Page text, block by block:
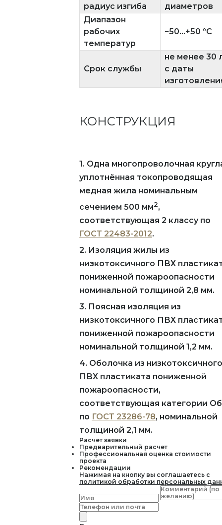
радиус изгиба
диаметров
Диапазон
рабочих
температур
−50...+50 °C
Срок службы
не менее 30
с даты
КОНСТРУКЦИЯ
1. Одна многопроволочная
уплотнённая токопроводящая
медная жила номинальным
сечением 500 мм2,
соответствующая 2 классу по
ГОСТ 22483-2012.
2. Изоляция жилы из
низкотоксичного ПВХ
пониженной пожароопасности
номинальной толщиной 2,8 мм.
3. Поясная изоляция из
низкотоксичного ПВХ
пониженной пожароопасности
номинальной толщиной 1,2 мм.
4. Оболочка из низкотоксичного
ПВХ пластиката пониженной
пожароопасности,
соответствующая категории
по ГОСТ 23286-78, номинальной
толщиной 2,1 мм.
Расчет заявки
Предварительный расчет
Профессиональная оценка стоимости
проекта
Рекомендации
Нажимая на кнопку вы соглашаетесь с
политикой обработки персональных